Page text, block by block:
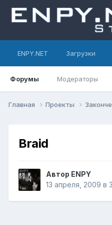
ENPY.NET Загрузки
Форумы Модераторы
Главная Проекты
Braid
Автор ENPY
13 апреля, 2009 в